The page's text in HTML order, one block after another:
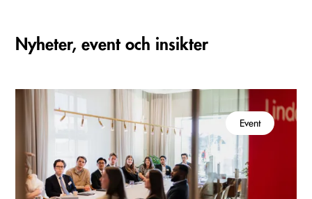
Nyheter, event och insikter
Event